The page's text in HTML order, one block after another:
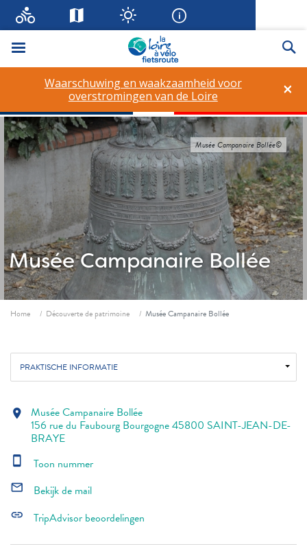
Menu
×
Waarschuwing en waakzaamheid voor
overstromingen van de Loire
Musée Campanaire Bollée
Musée Campanaire Bollée©
Fil d'ariane
Home Découverte de patrimoine Musée Campanaire Bollée
PRAKTISCHE INFORMATIE
location_on Musée Campanaire Bollée
156 rue du Faubourg Bourgogne 45800 SAINT-JEAN-DE-
BRAYE
smartphone Toon nummer
mail_outline Bekijk de mail
link TripAdvisor beoordelingen